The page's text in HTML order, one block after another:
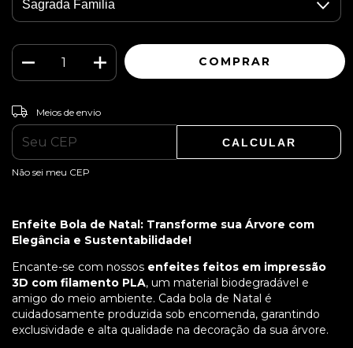
Entregas para o CEP:
Meios de envio
CALCULAR
Não sei meu CEP
Enfeite Bola de Natal: Transforme sua Árvore com
Elegância e Sustentabilidade!
Encante-se com nossos enfeites feitos em impressão
3D com filamento PLA, um material biodegradável e
amigo do meio ambiente. Cada bola de Natal é
cuidadosamente produzida sob encomenda, garantindo
exclusividade e alta qualidade na decoração da sua árvore.